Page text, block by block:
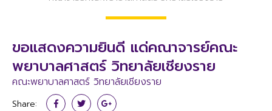
ขอแสดงความยินดี แด่คณาจารย์คณะ
พยาบาลศาสตร์ วิทยาลัยเชียงราย
คณะพยาบาลศาสตร์ วิทยาลัยเชียงราย
Share: